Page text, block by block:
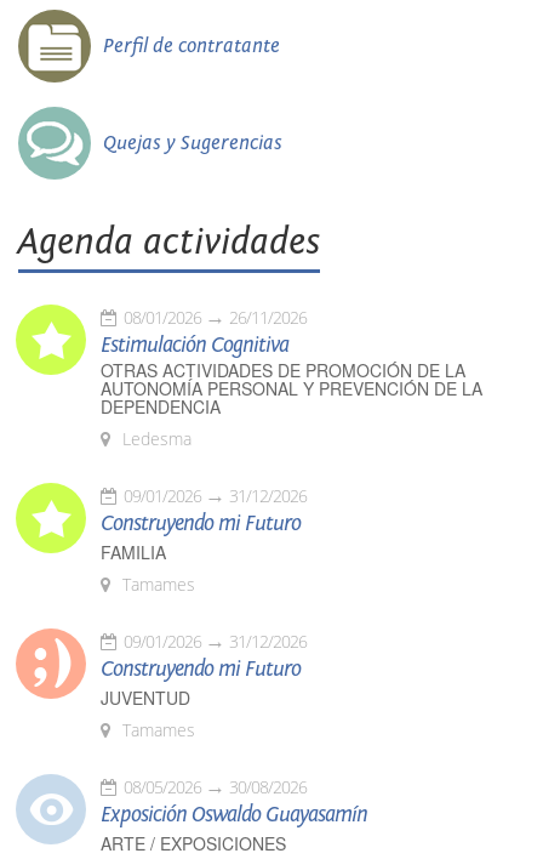
Perfil de contratante
Quejas y Sugerencias
Agenda actividades
08/01/2026 26/11/2026
Estimulación Cognitiva
OTRAS ACTIVIDADES DE PROMOCIÓN DE LA
AUTONOMÍA PERSONAL Y PREVENCIÓN DE LA
DEPENDENCIA
Ledesma
09/01/2026 31/12/2026
Construyendo mi Futuro
FAMILIA
Tamames
09/01/2026 31/12/2026
Construyendo mi Futuro
JUVENTUD
Tamames
08/05/2026 30/08/2026
Exposición Oswaldo Guayasamín
ARTE / EXPOSICIONES